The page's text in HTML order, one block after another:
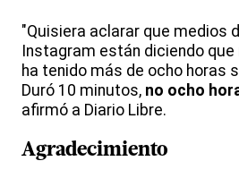
"Quisiera aclarar que medios
Instagram están diciendo
ha tenido más de ocho horas
Duró 10 minutos, no ocho
afirmó a Diario Libre.
Agradecimiento